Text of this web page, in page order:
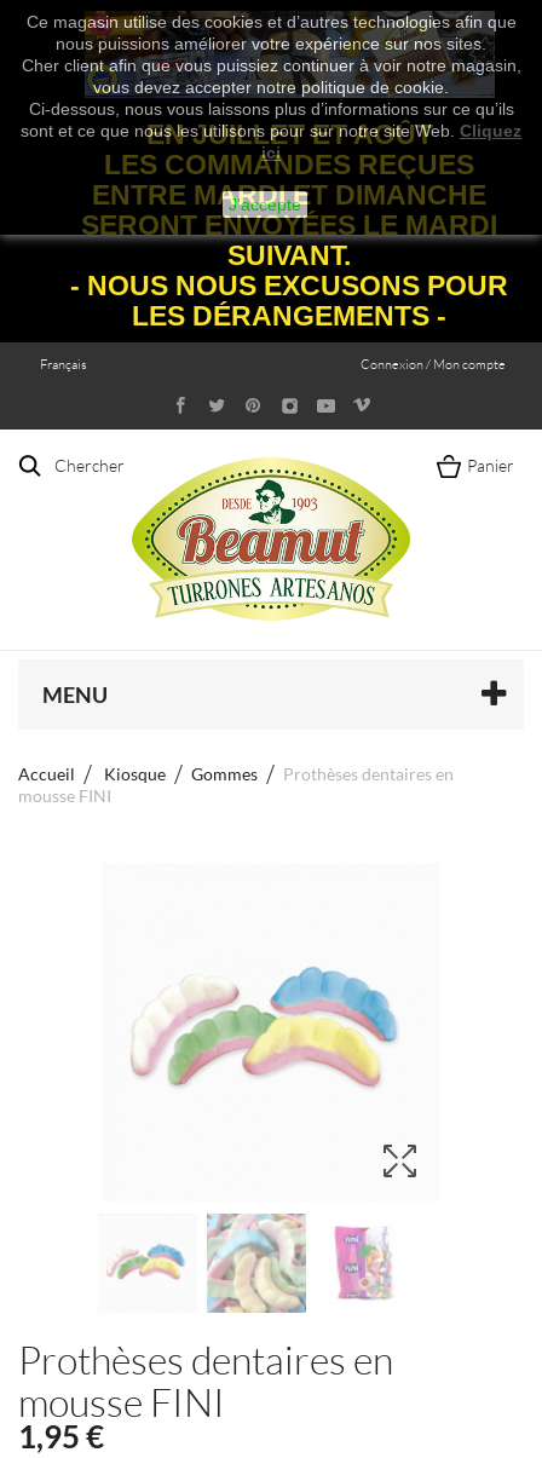
Ce magasin utilise des cookies et d’autres technologies afin que
nous puissions améliorer votre expérience sur nos sites.
Cher client afin que vous puissiez continuer à voir notre magasin,
vous devez accepter notre politique de cookie.
Ci-dessous, nous vous laissons plus d’informations sur ce qu’ils
sont et ce que nous les utilisons pour sur notre site Web. Cliquez
ici
J'accepte
EN JUILLET ET AOÛT
LES COMMANDES REÇUES
ENTRE MARDI ET DIMANCHE
SERONT ENVOYÉES LE MARDI
SUIVANT.
- NOUS NOUS EXCUSONS POUR
LES DÉRANGEMENTS -
Connexion / Mon compte
Français
Chercher Panier
MENU
Accueil Kiosque Gommes
Prothèses dentaires en
mousse FINI
Prothèses dentaires en
mousse FINI
1,95 €